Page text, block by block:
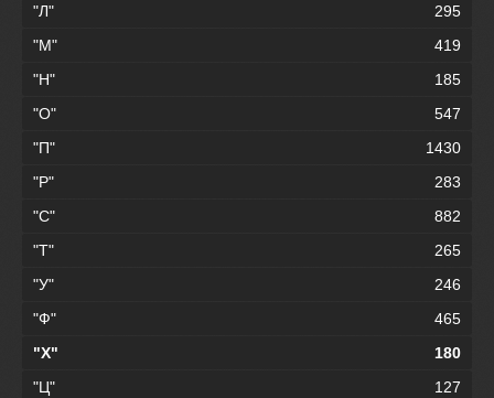
"Л"
295
"М"
419
"Н"
185
"О"
547
"П"
1430
"Р"
283
"С"
882
"Т"
265
"У"
246
"Ф"
465
"Х"
180
"Ц"
127